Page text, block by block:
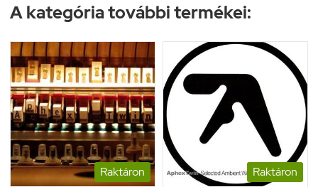
A kategória további termékei:
Raktáron Raktáron